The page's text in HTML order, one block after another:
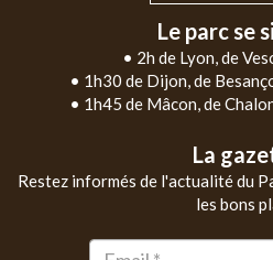
Le parc se
• 2h de Lyon, de
• 1h30 de Dijon, de
• 1h45 de Mâcon, de
La
Restez informés de l'actualité du
les bons